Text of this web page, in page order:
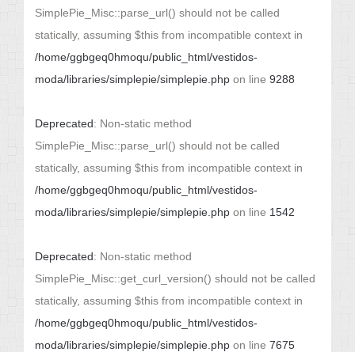
SimplePie_Misc::parse_url() should not be called
statically, assuming $this from incompatible context in
/home/ggbgeq0hmoqu/public_html/vestidos-
moda/libraries/simplepie/simplepie.php on line 9288
Deprecated: Non-static method
SimplePie_Misc::parse_url() should not be called
statically, assuming $this from incompatible context in
/home/ggbgeq0hmoqu/public_html/vestidos-
moda/libraries/simplepie/simplepie.php on line 1542
Deprecated: Non-static method
SimplePie_Misc::get_curl_version() should not be called
statically, assuming $this from incompatible context in
/home/ggbgeq0hmoqu/public_html/vestidos-
moda/libraries/simplepie/simplepie.php on line 7675